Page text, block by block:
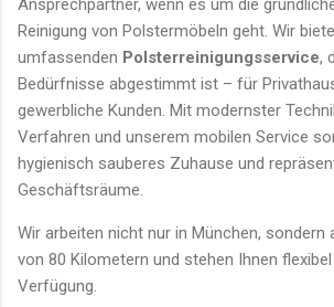
Reinigung von Polstermöbeln geht. Wir
umfassenden Polsterreinigungsservice,
Bedürfnisse abgestimmt ist – für
gewerbliche Kunden. Mit modernster
Verfahren und unserem mobilen Service
hygienisch sauberes Zuhause und
Geschäftsräume.
Wir arbeiten nicht nur in München, sondern
von 80 Kilometern und stehen Ihnen
Verfügung.